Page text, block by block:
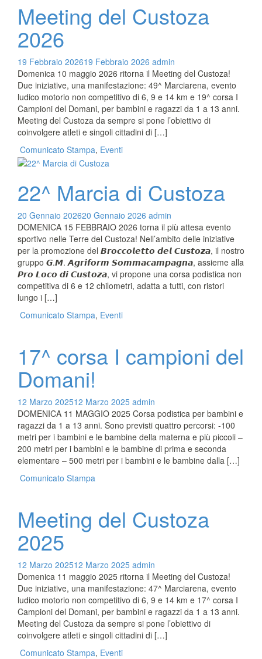
Meeting del Custoza
2026
19 Febbraio 202619 Febbraio 2026 admin
Domenica 10 maggio 2026 ritorna il Meeting del Custoza!
Due iniziative, una manifestazione: 49^ Marciarena, evento
ludico motorio non competitivo di 6, 9 e 14 km e 19^ corsa I
Campioni del Domani, per bambini e ragazzi da 1 a 13 anni.
Meeting del Custoza da sempre si pone l’obiettivo di
coinvolgere atleti e singoli cittadini di […]
Comunicato Stampa, Eventi
22^ Marcia di Custoza
20 Gennaio 202620 Gennaio 2026 admin
DOMENICA 15 FEBBRAIO 2026 torna il più attesa evento
sportivo nelle Terre del Custoza! Nell’ambito delle iniziative
per la promozione del 𝘽𝙧𝙤𝙘𝙘𝙤𝙡𝙚𝙩𝙩𝙤 𝙙𝙚𝙡 𝘾𝙪𝙨𝙩𝙤𝙯𝙖, il nostro
gruppo 𝙂.𝙈. 𝘼𝙜𝙧𝙞𝙛𝙤𝙧𝙢 𝙎𝙤𝙢𝙢𝙖𝙘𝙖𝙢𝙥𝙖𝙜𝙣𝙖, assieme alla
𝙋𝙧𝙤 𝙇𝙤𝙘𝙤 𝙙𝙞 𝘾𝙪𝙨𝙩𝙤𝙯𝙖, vi propone una corsa podistica non
competitiva di 6 e 12 chilometri, adatta a tutti, con ristori
lungo i […]
Comunicato Stampa, Eventi
17^ corsa I campioni del
Domani!
12 Marzo 202512 Marzo 2025 admin
DOMENICA 11 MAGGIO 2025 Corsa podistica per bambini e
ragazzi da 1 a 13 anni. Sono previsti quattro percorsi: -100
metri per i bambini e le bambine della materna e più piccoli –
200 metri per i bambini e le bambine di prima e seconda
elementare – 500 metri per i bambini e le bambine dalla […]
Comunicato Stampa
Meeting del Custoza
2025
12 Marzo 202512 Marzo 2025 admin
Domenica 11 maggio 2025 ritorna il Meeting del Custoza!
Due iniziative, una manifestazione: 47^ Marciarena, evento
ludico motorio non competitivo di 6, 9 e 14 km e 17^ corsa I
Campioni del Domani, per bambini e ragazzi da 1 a 13 anni.
Meeting del Custoza da sempre si pone l’obiettivo di
coinvolgere atleti e singoli cittadini di […]
Comunicato Stampa, Eventi